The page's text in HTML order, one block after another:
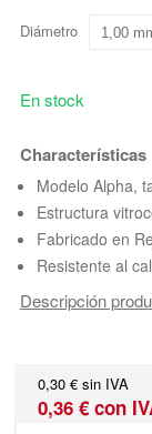
Diámetro
En stock
Characterísticas
Modelo Alpha,
Estructura
Fabricado en
Resistente al
Descripción
0,30 € sin IVA
0,36 € con